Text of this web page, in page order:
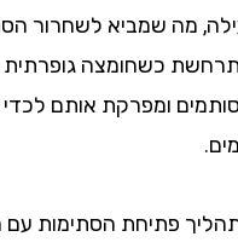
מה שמביא לשחרור
כשחומצה גופרתית
ומפרקת אותם לכדי
פתיחת הסתימות עם